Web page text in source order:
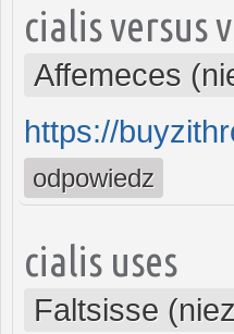
cialis versus
Affemeces
https://
odpowiedz
cialis uses
Faltsisse